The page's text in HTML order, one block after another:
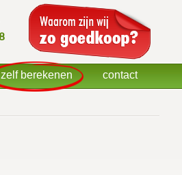
zelf berekenen contact